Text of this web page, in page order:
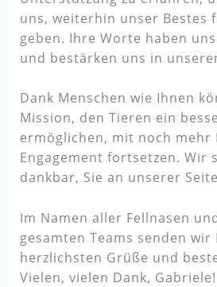
uns, weiterhin unser Bestes
geben. Ihre Worte haben
und bestärken uns in
Dank Menschen wie Ihnen
Mission, den Tieren ein
ermöglichen, mit noch mehr
Engagement fortsetzen. Wir
dankbar, Sie an unserer
Im Namen aller Fellnasen
gesamten Teams senden wir
herzlichsten Grüße und
Vielen, vielen Dank, Gabriele!